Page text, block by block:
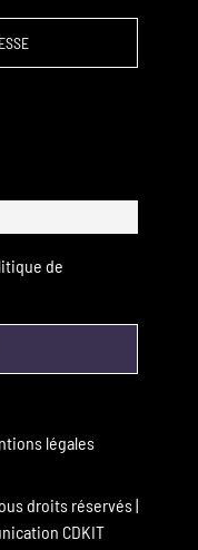
de
légales
droits réservés |
CDKIT